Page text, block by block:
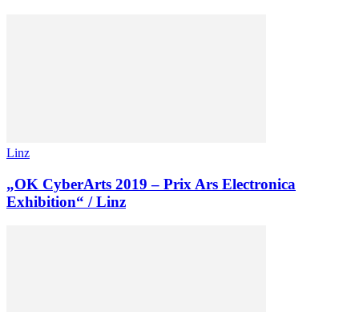
Linz
„OK CyberArts 2019 – Prix Ars Electronica
Exhibition“ / Linz